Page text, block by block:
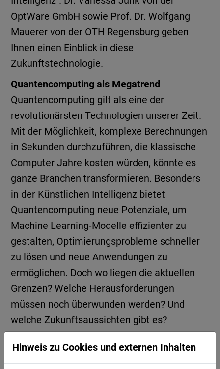
OptWare GmbH sowie Prof. Dr. Wolfgang
Mauerer von der OTH Regensburg geben
Ihnen einen Einblick in diese
Zukunftstechnologie.
Quantencomputing als Megatrend
Quantencomputing gilt als eine der
revolutionärsten Technologien unserer Zeit.
Mit der Möglichkeit, komplexe Berechnungen
in Sekunden durchzuführen, die klassische
Computer Jahre kosten würden, könnte es
ganze Branchen transformieren. Besonders
in der Künstlichen Intelligenz bietet
Quantencomputing neue Potenziale, um
Machine Learning-Modelle effizienter zu
gestalten, Optimierungsprobleme schneller
zu lösen und neue Anwendungen zu
ermöglichen. Doch wo liegen die aktuellen
Grenzen? Welche Herausforderungen
müssen noch überwunden werden? Und
welche Zukunftsaussichten gibt es?
AGENDA
Hinweis zu Cookies und externen Inhalten